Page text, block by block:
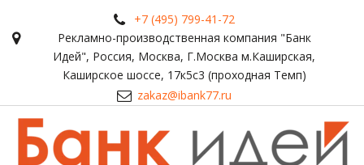
+7 (495) 799-41-72
Рекламно-производственная компания "Банк
Идей", Россия, Москва, Г.Москва м.Каширская,
Каширское шоссе, 17к5с3 (проходная Темп)
zakaz@ibank77.ru